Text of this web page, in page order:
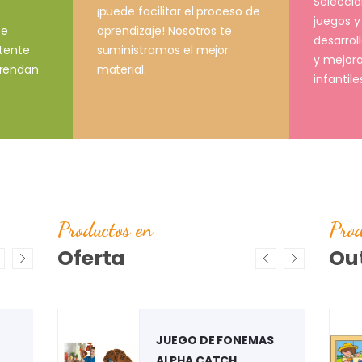
¡puede facilitar el proceso de
aprendizaje! Nosotros te
suministramos el mejor
material.
juegos
y
CONSUMIBLES
Productos en
Oferta
JUEGO DE FONEMAS
PUZZLE "ESTACIÓN DE